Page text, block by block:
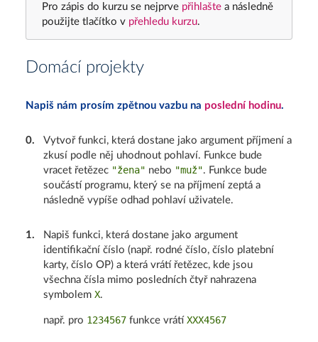
Pro zápis do kurzu se nejprvepřihlašte a následně
použijte tlačítko vpřehledu kurzu.
Domácí projekty
Napiš nám prosím zpětnou vazbu na poslední hodinu.
0.
Vytvoř funkci, která dostane jako argument příjmení a
zkusí podle něj uhodnout pohlaví. Funkce bude
vracet řetězec "žena" nebo "muž". Funkce bude
součástí programu, který se na příjmení zeptá a
následně vypíše odhad pohlaví uživatele.
1.
Napiš funkci, která dostane jako argument
identifikační číslo (např. rodné číslo, číslo platební
karty, číslo OP) a která vrátí řetězec, kde jsou
všechna čísla mimo posledních čtyř nahrazena
symbolemX.
např. pro 1234567 funkce vrátíXXX4567